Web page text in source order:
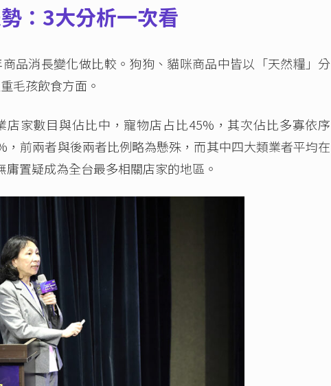
：3大分析一次看
消長變化做比較。狗狗、貓咪商品中皆以「天然糧」分
毛孩飲食方面。
數目與佔比中，寵物店占比45%，其次佔比多寡依序
前兩者與後兩者比例略為懸殊，而其中四大類業者平均在
置疑成為全台最多相關店家的地區。